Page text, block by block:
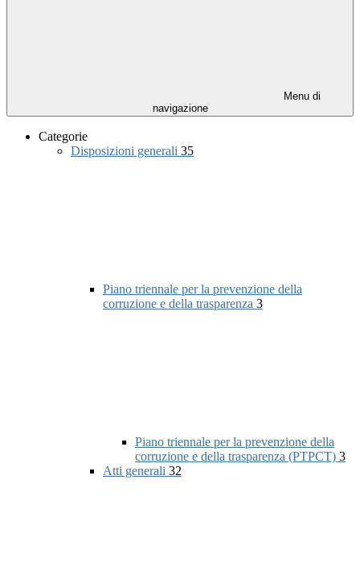
Menu di
navigazione
Categorie
Disposizioni generali 35
Piano triennale per la prevenzione della
corruzione e della trasparenza 3
Piano triennale per la prevenzione della
corruzione e della trasparenza (PTPCT) 3
Atti generali 32